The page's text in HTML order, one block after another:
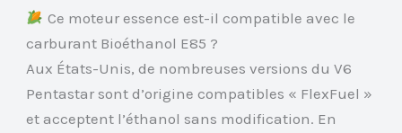
Ce moteur essence est-il compatible avec le
carburant Bioéthanol E85 ?
Aux États-Unis, de nombreuses versions du V6
Pentastar sont d’origine compatibles « FlexFuel »
et acceptent l’éthanol sans modification. En